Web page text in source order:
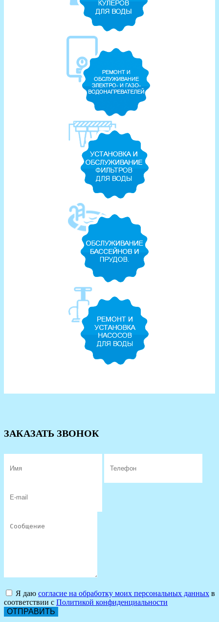
ЗАКАЗАТЬ ЗВОНОК
Я даю согласие на обработку моих персональных данных в
соответствии с Политикой конфиденциальности
ОТПРАВИТЬ